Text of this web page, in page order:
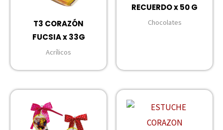
T3 CORAZÓN
FUCSIA x 33G
Acrílicos
RECUERDO x 50 G
Chocolates